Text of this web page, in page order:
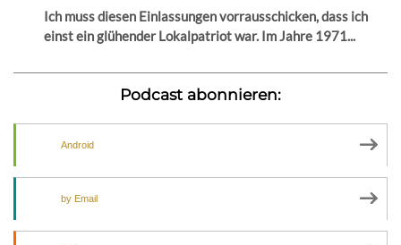
Ich muss diesen Einlassungen vorrausschicken, dass ich
einst ein glühender Lokalpatriot war. Im Jahre 1971...
Podcast abonnieren:
Android
by Email